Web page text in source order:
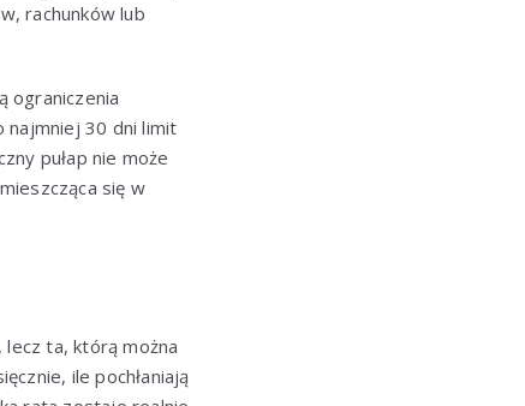
rachunków lub
ograniczenia
najmniej 30 dni limit
pułap nie może
się w
ta, którą można
ile pochłaniają